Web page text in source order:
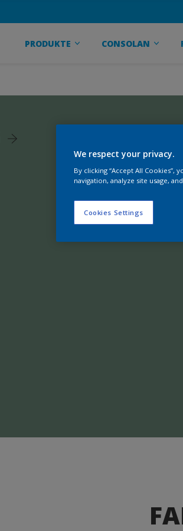
PRODUKTE CONSOLAN
We respect your privacy.
By clicking “Accept All
navigation, analyze site usage,
Cookies Settings